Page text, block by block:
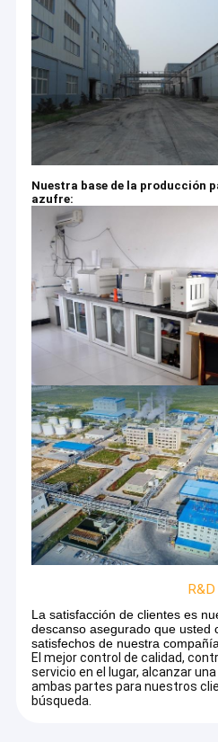
Nuestra base de la producción
azufre:
R&D
La satisfacción de clientes es
descanso asegurado que usted
satisfechos de nuestra compañía.
El mejor control de calidad,
servicio en el lugar, alcanzar
ambas partes para nuestros
búsqueda.